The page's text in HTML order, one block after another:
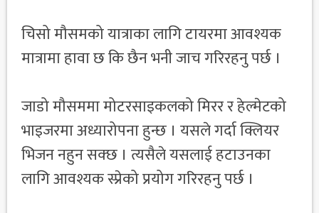
चिसो मौसमको यात्राका लागि टायरमा आवश्यक
मात्रामा हावा छ कि छैन भनी जाच गरिरहनु पर्छ ।
जाडो मौसममा मोटरसाइकलको मिरर र हेल्मेटको
भाइजरमा अध्यारोपना हुन्छ । यसले गर्दा क्लियर
भिजन नहुन सक्छ । त्यसैले यसलाई हटाउनका
लागि आवश्यक स्प्रेको प्रयोग गरिरहनु पर्छ ।